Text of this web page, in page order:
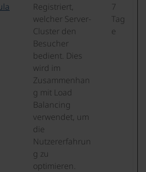
Registriert,
welcher Server-
Cluster den
Besucher
bedient. Dies
wird im
Zusammenhan
g mit Load
Balancing
verwendet, um
die
Nutzererfahrun
g zu
optimieren.
7
Tag
e